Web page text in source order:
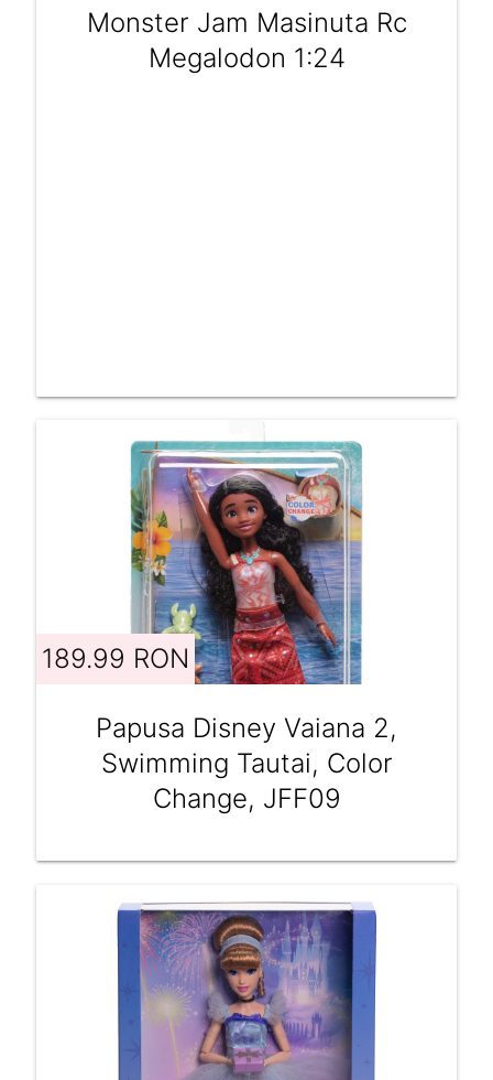
Monster Jam Masinuta Rc
Megalodon 1:24
189.99 RON
Papusa Disney Vaiana 2,
Swimming Tautai, Color
Change, JFF09